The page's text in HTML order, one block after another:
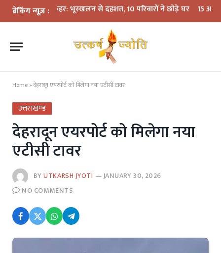
ब्रेकिंग न्यूज़ :
का कहर: भूस्खलन से दहशत, 10 परिवारों ने छोड़े घर 15 अगस्त तक
Home »देहरादून एयरपोर्ट को मिलेगा नया एटीसी टावर
उत्तराखण्ड
देहरादून एयरपोर्ट को मिलेगा नया
एटीसी टावर
BYUTKARSH JYOTI
JANUARY 30, 2026
NO COMMENTS